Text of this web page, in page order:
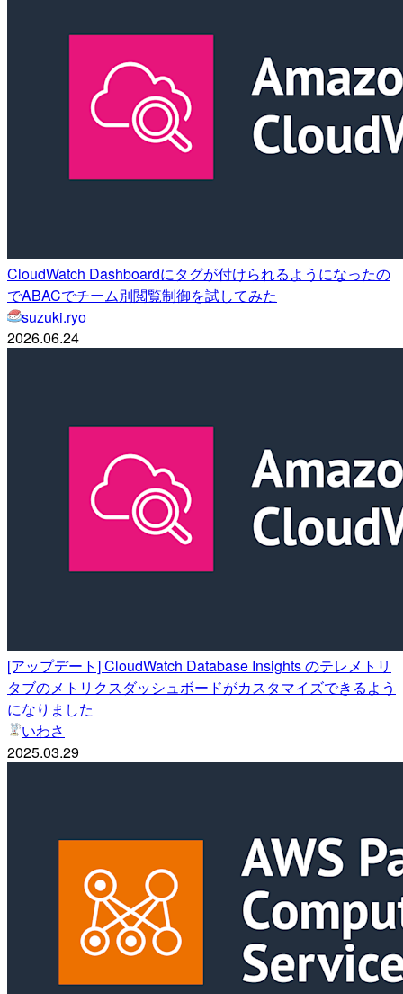
CloudWatch Dashboardにタグが付けられるようになったの
でABACでチーム別閲覧制御を試してみた
suzuki.ryo
2026.06.24
[アップデート] CloudWatch Database Insights のテレメトリ
タブのメトリクスダッシュボードがカスタマイズできるよう
になりました
いわさ
2025.03.29